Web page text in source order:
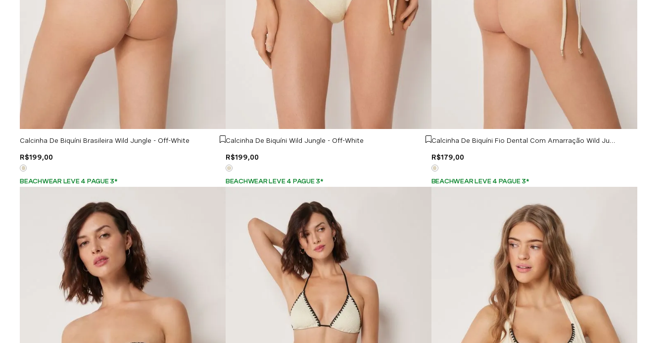
Calcinha De Biquíni Brasileira Wild Jungle - Off-White
R$199,00
BEACHWEAR LEVE 4 PAGUE 3*
Calcinha De Biquíni Wild Jungle - Off-White
R$199,00
BEACHWEAR LEVE 4 PAGUE 3*
Calcinha De Biquíni Fio Dental Com Amarração Wild Jungle - Off-White
R$179,00
BEACHWEAR LEVE 4 PAGUE 3*